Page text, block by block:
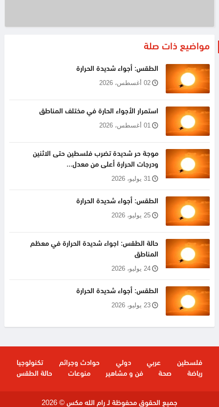
مواضيع ذات صلة
الطقس: أجواء شديدة الحرارة
02 أغسطس، 2026
استمرار الأجواء الحارة في مختلف المناطق
01 أغسطس، 2026
موجة حر شديدة تضرب فلسطين حتى الاثنين
ودرجات الحرارة أعلى من معدل...
31 يوليو، 2026
الطقس: أجواء شديدة الحرارة
25 يوليو، 2026
حالة الطقس: اجواء شديدة الحرارة في معظم
المناطق
24 يوليو، 2026
الطقس: أجواء شديدة الحرارة
23 يوليو، 2026
فلسطين عربي دولي حوادث وجرائم
تكنولوجيا
رياضة
صحة فن و مشاهير منوعات حالة الطقس
جميع الحقوق محفوظة لـ رام الله مكس © 2026